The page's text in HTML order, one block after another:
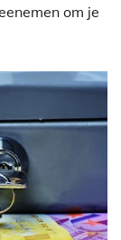
om je